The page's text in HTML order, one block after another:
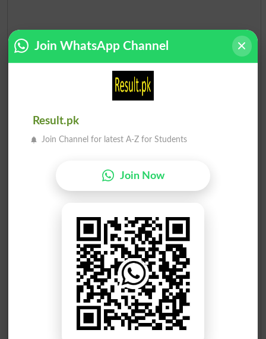
MQM Pakistan List of Candidates for Election 2018
63
Join WhatsApp Channel
Result.pk
Join Channel for latest A-Z for Students
Join Now